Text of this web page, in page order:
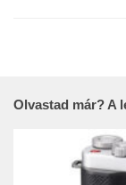
Olvastad már? A